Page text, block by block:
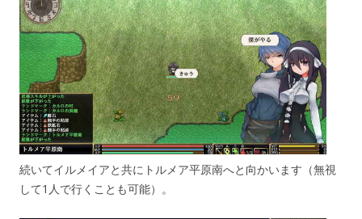
続いてイルメイアと共にトルメア平原南へと向かいます（無視
して1人で行くことも可能）。